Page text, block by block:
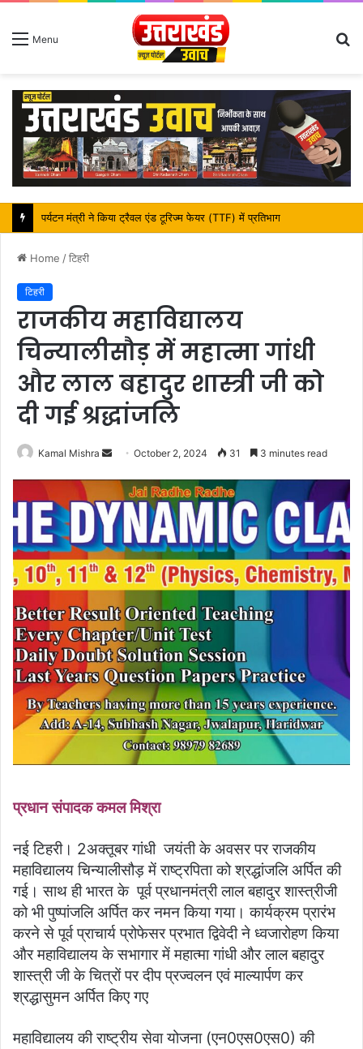
Menu
महापौर शंभू पासवान के जन्मदिवस पर क्षेत्र में विकास की सौगात
Home /टिहरी
टिहरी
राजकीय महाविद्यालय
चिन्यालीसौड़ में महात्मा गांधी
और लाल बहादुर शास्त्री जी को
दी गई श्रद्धांजलि
Kamal Mishra
Send
email
October 2, 2024 31 3 minutes read
प्रधान संपादक कमल मिश्रा
नई टिहरी। 2अक्तूबर गांधी जयंती के अवसर पर राजकीय
महाविद्यालय चिन्यालीसौड़ में राष्ट्रपिता को श्रद्धांजलि अर्पित की
गई। साथ ही भारत के पूर्व प्रधानमंत्री लाल बहादुर शास्त्रीजी
को भी पुष्पांजलि अर्पित कर नमन किया गया। कार्यक्रम प्रारंभ
करने से पूर्व प्राचार्य प्रोफेसर प्रभात द्विवेदी ने ध्वजारोहण किया
और महाविद्यालय के सभागार में महात्मा गांधी और लाल बहादुर
शास्त्री जी के चित्रों पर दीप प्रज्वलन एवं माल्यार्पण कर
श्रद्धासुमन अर्पित किए गए
महाविद्यालय की राष्ट्रीय सेवा योजना (एन0एस0एस0) की